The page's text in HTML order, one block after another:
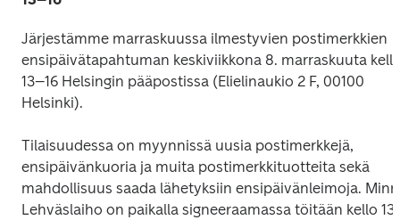
Järjestämme marraskuussa ilmestyvien postimerkkien
ensipäivätapahtuman keskiviikkona 8. marraskuuta
13–16 Helsingin pääpostissa (Elielinaukio 2 F, 00100
Helsinki).
Tilaisuudessa on myynnissä uusia postimerkkejä,
ensipäivänkuoria ja muita postimerkkituotteita sekä
mahdollisuus saada lähetyksiin ensipäivänleimoja.
Lehväslaiho on paikalla signeeraamassa töitään kello